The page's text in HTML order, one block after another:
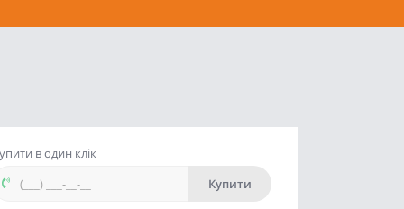
в один клік
Купити